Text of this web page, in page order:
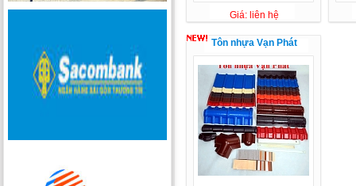
Giá: liên hệ
Tôn nhựa Vạn Phát